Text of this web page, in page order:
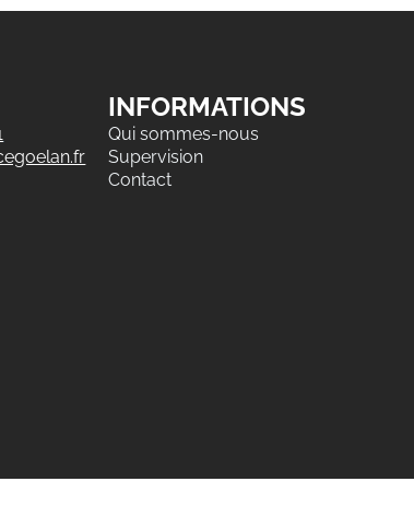
INFORMATIONS
Qui sommes-nous
Supervision
Contact